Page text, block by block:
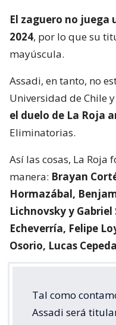
El zaguero no juega
2024, por lo que su
mayúscula.
Assadi, en tanto, no
Universidad de Chile y
el duelo de La Roja
Eliminatorias.
Así las cosas, La
manera: Brayan
Hormazábal,
Lichnovsky y Gabriel
Echeverría, Felipe
Osorio, Lucas Cepeda
Tal como
Assadi será